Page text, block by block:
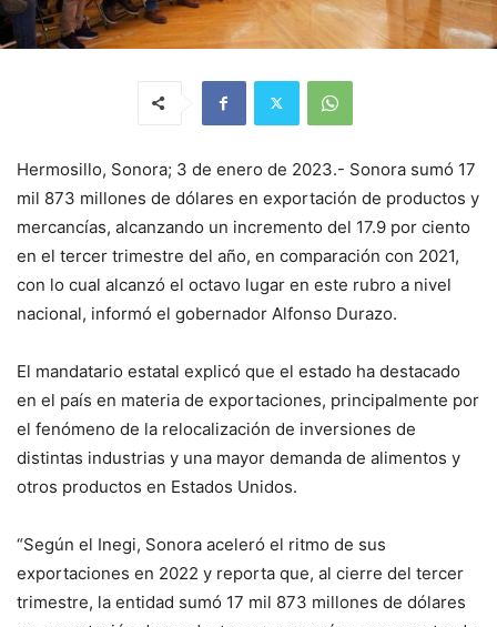
Hermosillo, Sonora; 3 de enero de 2023.- Sonora sumó 17
mil 873 millones de dólares en exportación de productos y
mercancías, alcanzando un incremento del 17.9 por ciento
en el tercer trimestre del año, en comparación con 2021,
con lo cual alcanzó el octavo lugar en este rubro a nivel
nacional, informó el gobernador Alfonso Durazo.
El mandatario estatal explicó que el estado ha destacado
en el país en materia de exportaciones, principalmente por
el fenómeno de la relocalización de inversiones de
distintas industrias y una mayor demanda de alimentos y
otros productos en Estados Unidos.
“Según el Inegi, Sonora aceleró el ritmo de sus
exportaciones en 2022 y reporta que, al cierre del tercer
trimestre, la entidad sumó 17 mil 873 millones de dólares